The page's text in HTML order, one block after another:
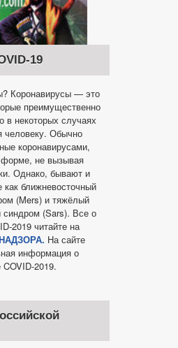
19
Коронавирусы — это
преимущественно
в некоторых случаях
человеку. Обычно
коронавирусами,
форме, не вызывая
Однако, бывают и
ближневосточный
(Mers) и тяжёлый
синдром (Sars). Все о
2019 читайте на
На сайте
информация о
COVID-2019.